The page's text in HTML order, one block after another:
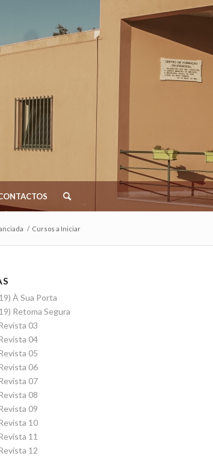
/ Cursos a Iniciar
À Sua Porta
Retoma Segura
03
04
05
06
07
08
09
10
11
12